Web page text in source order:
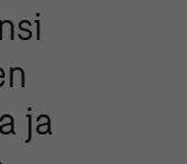
ja